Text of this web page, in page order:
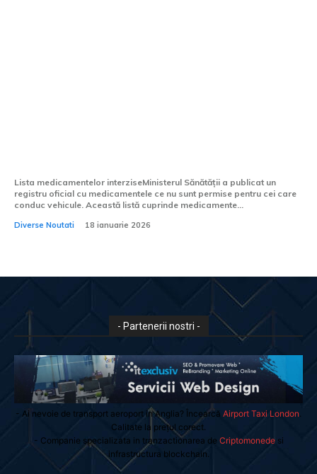
Lista medicamentelor interziseMinisterul Sănătății a publicat un
registru oficial cu medicamentele ce nu sunt permise pentru cei care
conduc vehicule. Această listă cuprinde medicamente...
Diverse Noutati 18 ianuarie 2026
- Partenerii nostri -
- Ai nevoie de transport aeroport in Anglia? Încearcă Airport Taxi London
Calitate la prețul corect.
- Companie specializata in tranzactionarea de Criptomonedesi
infrastructura blockchain.